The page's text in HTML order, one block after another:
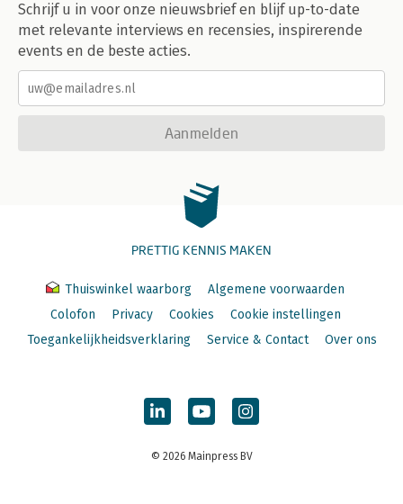
Schrijf u in voor onze nieuwsbrief en blijf up-to-date
met relevante interviews en recensies, inspirerende
events en de beste acties.
Aanmelden
PRETTIG KENNIS MAKEN
Thuiswinkel waarborg
Algemene voorwaarden
Colofon
Privacy Cookies
Cookie instellingen
Toegankelijkheidsverklaring
Service & Contact Over ons
© 2026 Mainpress BV